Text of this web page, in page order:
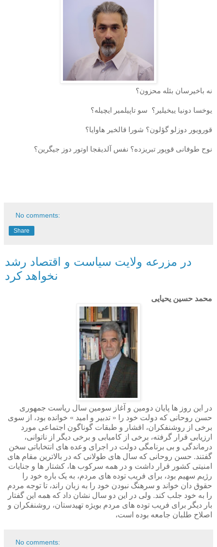
نه باخیرسان بئله محزون؟
یوخسا دونیا ییخیلیر؟ سو تاپیلمیر ایچیله؟
قورویور دوزلو گؤلون؟ شورا قالخیر هاوایا؟
نوح طوفانی قوپور تبریزده؟ نفس آلدیقجا اوتور دوز جیگرین؟
No comments:
Share
در مزرعه ولایت سیاست و اقتصاد رشد
نخواهد کرد
محمد حسین یحیایی
در این روز ها پایان دومین و آغاز سومین سال ریاست جمهوری
حسن روحانی که دولت خود را « تدبیر و امید » خوانده بود، از سوی
برخی از روشنفکران، اقشار و طبقات گوناگون اجتماعی مورد
ارزیابی قرار گرفته، برخی از کامیابی و برخی دیگر از ناتوانی،
درماندگی و بی برنامگی دولت در اجرای وعده های انتخاباتی سخن
گفتند. حسن روحانی که سال های طولانی که در بالاترین مقام های
امنیتی کشور قرار داشت و در همه سرکوب ها، کشتار ها و جنایات
رژیم سهیم بود، برای فریب توده های مردم، به یک باره خود را
حقوق دان خواند و سرهنگ نبودن خود را به زبان راند، تا توجه مردم
را به خود جلب کند. ولی در این دو سال نشان داد که همه این گفتار
بار دیگر برای فریب توده های مردم بویژه تهیدستان، روشنفکران و
اصلاح طلبان جامعه بوده است،
No comments: